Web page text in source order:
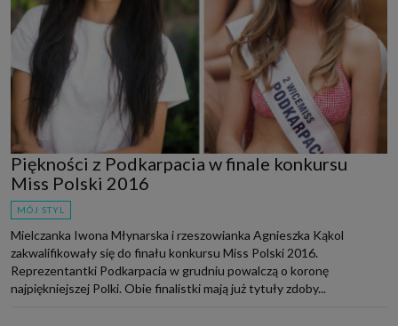
Piękności z Podkarpacia w finale konkursu
Miss Polski 2016
MÓJ STYL
Mielczanka Iwona Młynarska i rzeszowianka Agnieszka Kąkol
zakwalifikowały się do finału konkursu Miss Polski 2016.
Reprezentantki Podkarpacia w grudniu powalczą o koronę
najpiękniejszej Polki. Obie finalistki mają już tytuły zdoby...